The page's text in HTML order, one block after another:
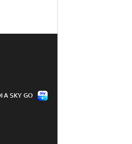
A SKY GO